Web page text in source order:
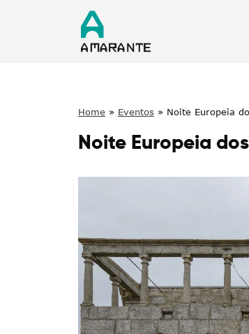
Home » Eventos » Noite Europeia
Noite Europeia